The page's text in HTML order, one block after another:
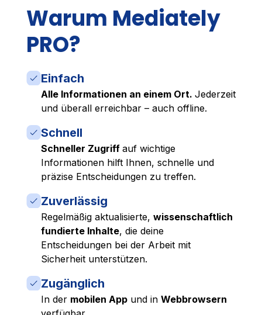
Warum Mediately
PRO?
Einfach
Alle Informationen an einem Ort. Jederzeit
und überall erreichbar – auch offline.
Schnell
Schneller Zugriff auf wichtige
Informationen hilft Ihnen, schnelle und
präzise Entscheidungen zu treffen.
Zuverlässig
Regelmäßig aktualisierte, wissenschaftlich
fundierte Inhalte, die deine
Entscheidungen bei der Arbeit mit
Sicherheit unterstützen.
Zugänglich
In der mobilen App und in Webbrowsern